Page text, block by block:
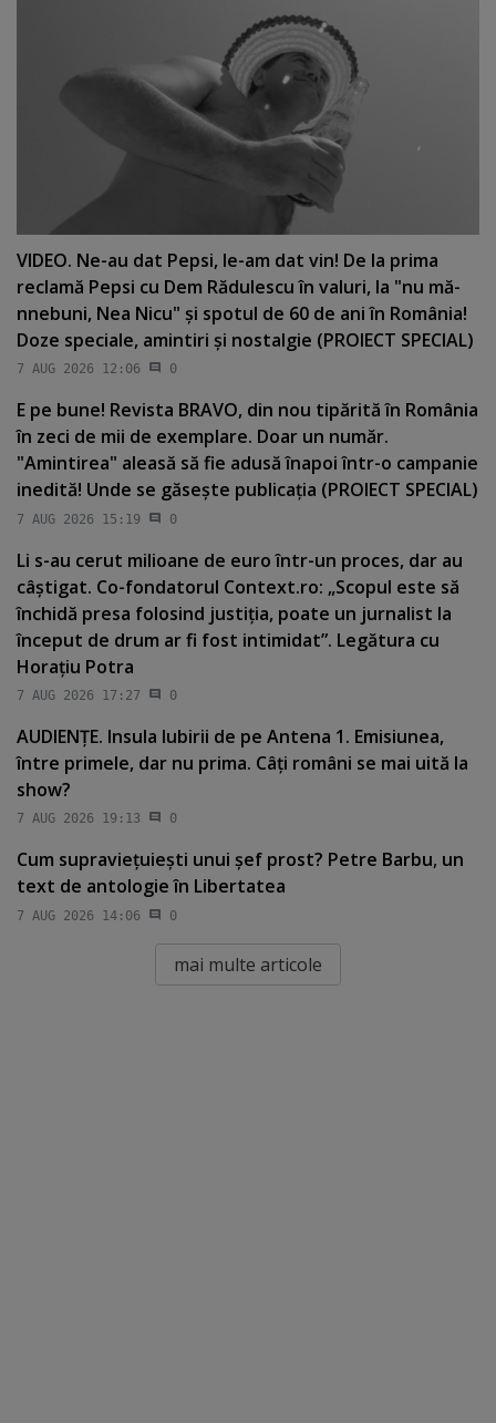
VIDEO. Ne-au dat Pepsi, le-am dat vin! De la prima
reclamă Pepsi cu Dem Rădulescu în valuri, la "nu mă-
nnebuni, Nea Nicu" şi spotul de 60 de ani în România!
Doze speciale, amintiri şi nostalgie (PROIECT SPECIAL)
7 AUG 2026 12:06 0
E pe bune! Revista BRAVO, din nou tipărită în România
în zeci de mii de exemplare. Doar un număr.
"Amintirea" aleasă să fie adusă înapoi într-o campanie
inedită! Unde se găseşte publicaţia (PROIECT SPECIAL)
7 AUG 2026 15:19 0
Li s-au cerut milioane de euro într-un proces, dar au
câştigat. Co-fondatorul Context.ro: „Scopul este să
închidă presa folosind justiţia, poate un jurnalist la
început de drum ar fi fost intimidat”. Legătura cu
Horaţiu Potra
7 AUG 2026 17:27 0
AUDIENŢE. Insula Iubirii de pe Antena 1. Emisiunea,
între primele, dar nu prima. Câţi români se mai uită la
show?
7 AUG 2026 19:13 0
Cum supravieţuieşti unui şef prost? Petre Barbu, un
text de antologie în Libertatea
7 AUG 2026 14:06 0
mai multe articole